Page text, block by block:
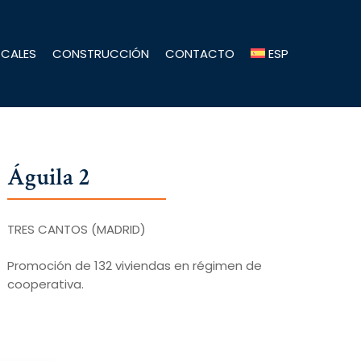
CONSTRUCCIÓN CONTACTO ESP
Águila2
TRES CANTOS (MADRID)
Promoción de 132 viviendas en régimen de
cooperativa.